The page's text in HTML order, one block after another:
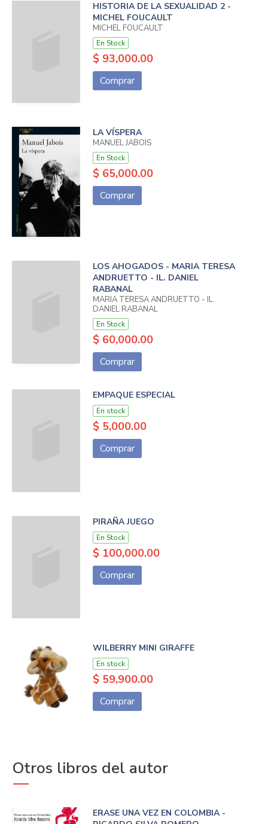
HISTORIA DE LA SEXUALIDAD 2 -
MICHEL FOUCAULT
MICHEL FOUCAULT
En Stock
$ 93,000.00
Comprar
LA VÍSPERA
MANUEL JABOIS
En Stock
$ 65,000.00
Comprar
LOS AHOGADOS - MARIA TERESA
ANDRUETTO - IL. DANIEL
RABANAL
MARIA TERESA ANDRUETTO - IL.
DANIEL RABANAL
En Stock
$ 60,000.00
Comprar
EMPAQUE ESPECIAL
En stock
$ 5,000.00
Comprar
PIRAÑA JUEGO
En Stock
$ 100,000.00
Comprar
WILBERRY MINI GIRAFFE
En stock
$ 59,900.00
Comprar
Otros libros del autor
ERASE UNA VEZ EN COLOMBIA -